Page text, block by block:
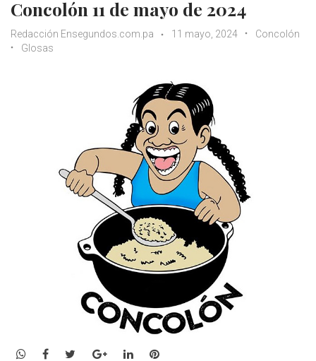
Concolón 11 de mayo de 2024
Redacción Ensegundos.com.pa 11 mayo, 2024
Concolón
Glosas
WhatsApp
Facebook
TwitterGoogle+LinkedInPinterest